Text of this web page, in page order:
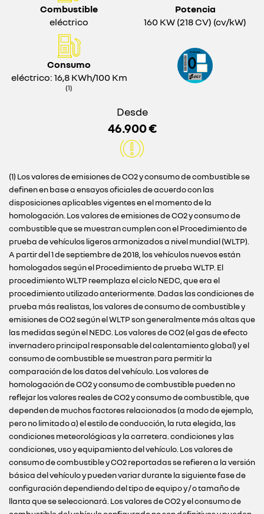
Combustible
eléctrico
Potencia
160 KW (218 CV) (cv/kW)
Consumo
eléctrico: 16,8 KWh/100 Km
(1)
Desde
46.900 €
(1) Los valores de emisiones de CO2 y consumo de combustible se
definen en base a ensayos oficiales de acuerdo con las
disposiciones aplicables vigentes en el momento de la
homologación. Los valores de emisiones de CO2 y consumo de
combustible que se muestran cumplen con el Procedimiento de
prueba de vehículos ligeros armonizados a nivel mundial (WLTP).
A partir del 1 de septiembre de 2018, los vehículos nuevos están
homologados según el Procedimiento de prueba WLTP. El
procedimiento WLTP reemplaza el ciclo NEDC, que era el
procedimiento utilizado anteriormente. Dadas las condiciones de
prueba más realistas, los valores de consumo de combustible y
emisiones de CO2 según el WLTP son generalmente más altas que
las medidas según el NEDC. Los valores de CO2 (el gas de efecto
invernadero principal responsable del calentamiento global) y el
consumo de combustible se muestran para permitir la
comparación de los datos del vehículo. Los valores de
homologación de CO2 y consumo de combustible pueden no
reflejar los valores reales de CO2 y consumo de combustible, que
dependen de muchos factores relacionados (a modo de ejemplo,
pero no limitado a) el estilo de conducción, la ruta elegida, las
condiciones meteorológicas y la carretera. condiciones y las
condiciones, uso y equipamiento del vehículo. Los valores de
consumo de combustible y CO2 reportadas se refieren a la versión
básica del vehículo y pueden variar durante la siguiente fase de
configuración dependiendo del tipo de equipo y / o tamaño de
llanta que se seleccionará. Los valores de CO2 y el consumo de